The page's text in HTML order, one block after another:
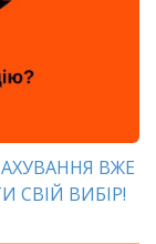
ВЖЕ
СВІЙ ВИБІР!